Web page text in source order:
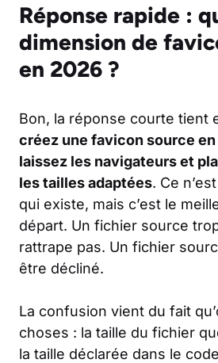
Réponse rapide :
dimension de
en 2026 ?
Bon, la réponse courte tient
créez une favicon source en
laissez les navigateurs et
les tailles adaptées. Ce
qui existe, mais c’est le
départ. Un fichier source
rattrape pas. Un fichier
être décliné.
La confusion vient du fait
choses : la taille du fichier
la taille déclarée dans le